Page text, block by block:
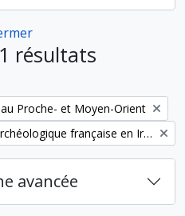
résultats
Proche- et Moyen-Orient
Mission de Suse. Délégation archéologique française en Iran
avancée